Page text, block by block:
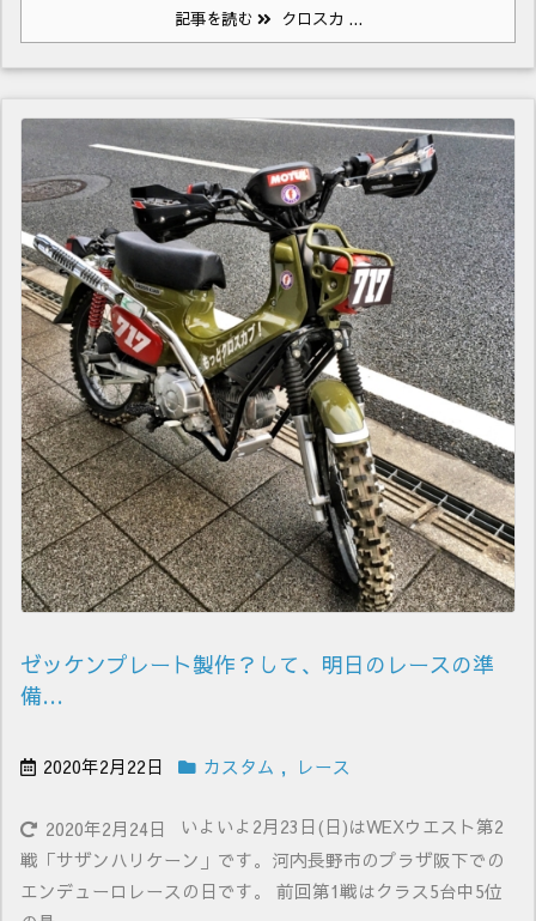
記事を読む クロスカ ...
ゼッケンプレート製作？して、明日のレースの準
備…
2020年2月22日 カスタム , レース
2020年2月24日
いよいよ2月23日(日)はWEXウエスト第2
戦「サザンハリケーン」です。河内長野市のプラザ阪下での
エンデューロレースの日です。 前回第1戦はクラス5台中5位